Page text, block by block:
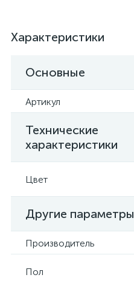
Характеристики
Основные
Артикул
Технические
характеристики
Цвет
Другие параметры
Производитель
Пол